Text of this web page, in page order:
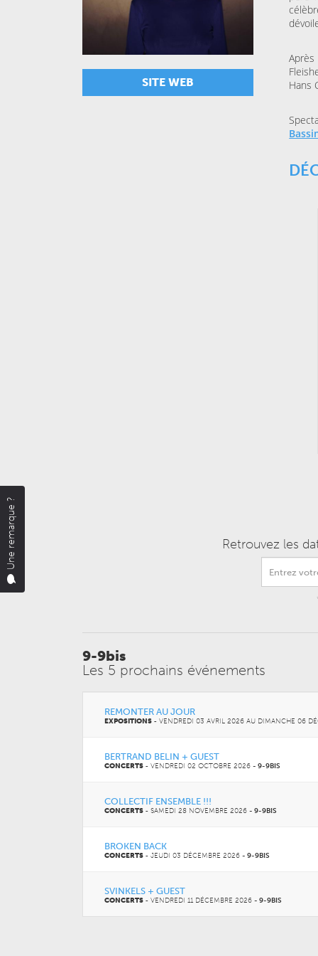
SITE WEB
Hans
Retrouvez les
9-9bis
Les 5 prochains événements
REMONTER AU JOUR
EXPOSITIONS- VENDREDI 03 AVRIL 2026 AU DIMANCHE 06
BERTRAND BELIN + GUEST
CONCERTS- VENDREDI 02 OCTOBRE 2026 - 9-9BIS
COLLECTIF ENSEMBLE !!!
CONCERTS- SAMEDI 28 NOVEMBRE 2026 - 9-9BIS
BROKEN BACK
CONCERTS- JEUDI 03 DÉCEMBRE 2026 - 9-9BIS
SVINKELS + GUEST
CONCERTS- VENDREDI 11 DÉCEMBRE 2026 - 9-9BIS
Une remarque ?